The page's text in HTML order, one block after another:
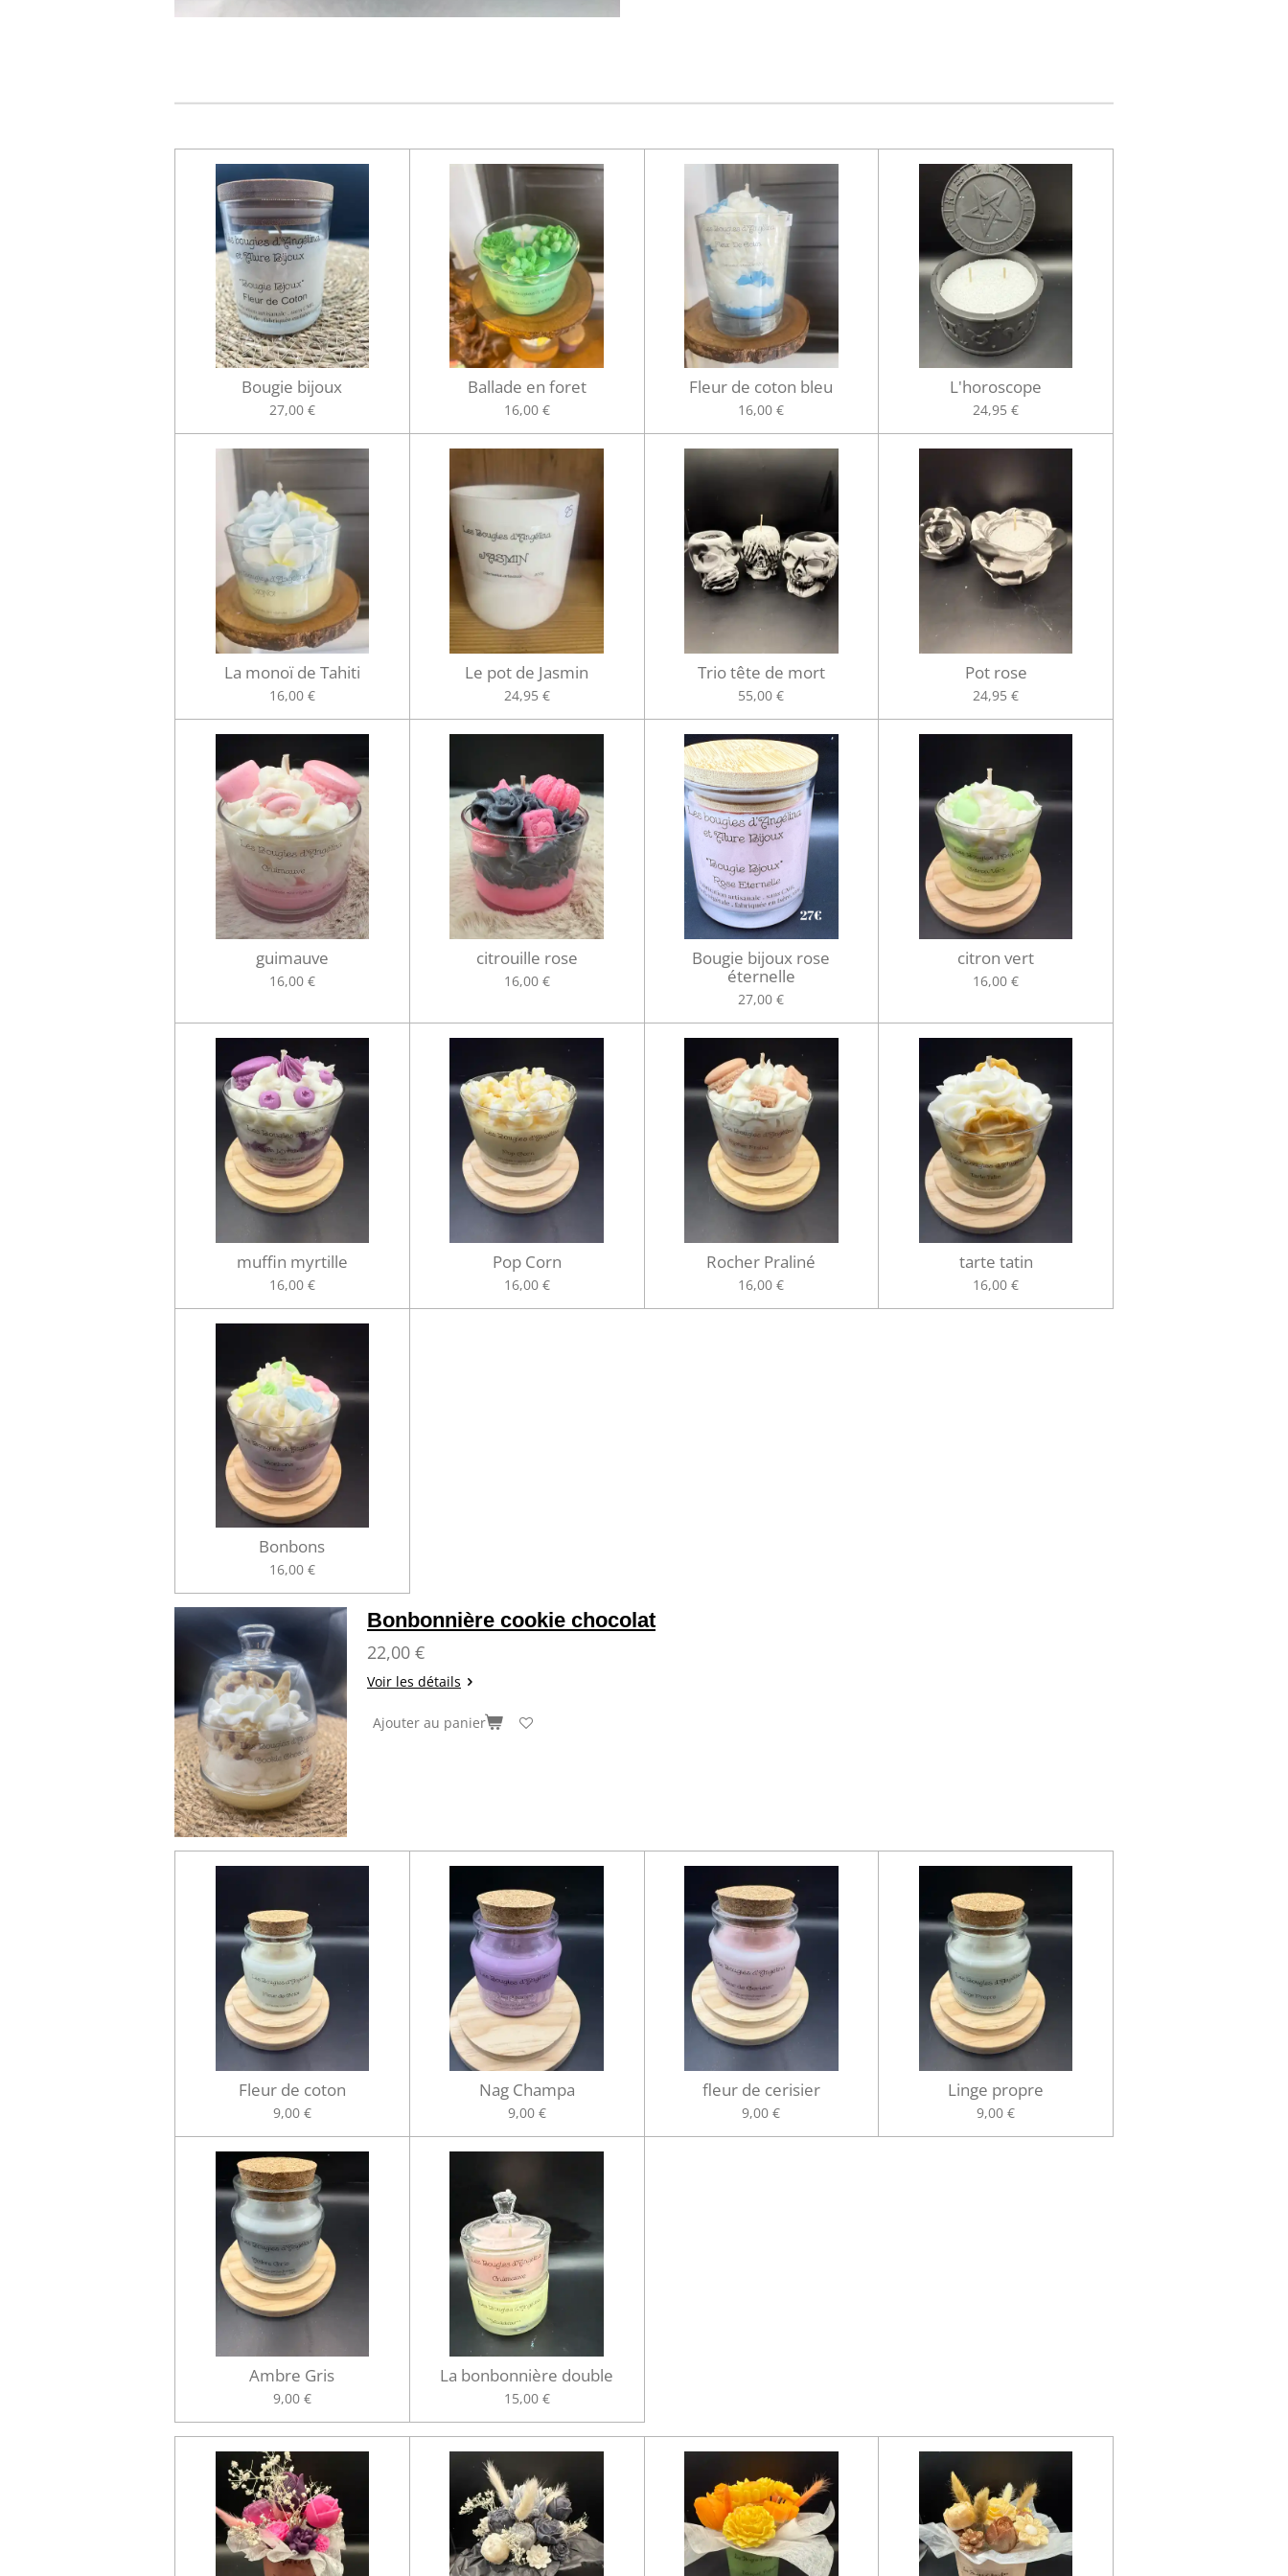
Bougie bijoux
27,00 €
Ballade en foret
16,00 €
Fleur de coton bleu
16,00 €
L'horoscope
24,95 €
La monoï de Tahiti
16,00 €
Le pot de Jasmin
24,95 €
Trio tête de mort
55,00 €
Pot rose
24,95 €
guimauve
16,00 €
citrouille rose
16,00 €
Bougie bijoux rose
éternelle
27,00 €
citron vert
16,00 €
muffin myrtille
16,00 €
Pop Corn
16,00 €
Rocher Praliné
16,00 €
tarte tatin
16,00 €
Bonbons
16,00 €
Bonbonnière cookie chocolat
22,00 €
Voir les détails
Ajouter au panier
Fleur de coton
9,00 €
Nag Champa
9,00 €
fleur de cerisier
9,00 €
Linge propre
9,00 €
Ambre Gris
9,00 €
La bonbonnière double
15,00 €